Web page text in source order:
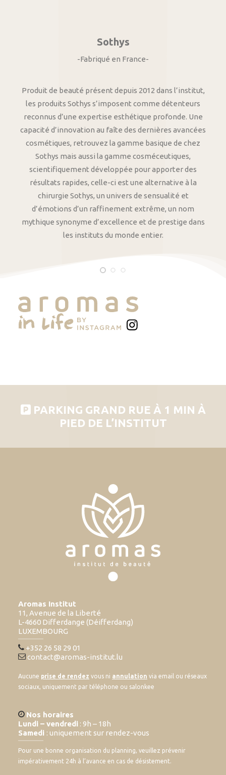
Sothys
-Fabriqué en France-
Produit de beauté présent depuis 2012 dans l’institut,
les produits Sothys s’imposent comme détenteurs
reconnus d’une expertise esthétique profonde. Une
capacité d’innovation au faîte des dernières avancées
cosmétiques, retrouvez la gamme basique de chez
Sothys mais aussi la gamme cosméceutiques,
scientifiquement développée pour apporter des
résultats rapides, celle-ci est une alternative à la
chirurgie Sothys, un univers de sensualité et
d’émotions d’un raffinement extrême, un nom
mythique synonyme d’excellence et de prestige dans
les instituts du monde entier.
PARKING GRAND RUE À 1 MIN À
PIED DE L’INSTITUT
Aromas Institut
11, Avenue de la Liberté
L-4660 Differdange (Déifferdang)
LUXEMBOURG
+352 26 58 29 01
contact@aromas-institut.lu
Aucune prise de rendez vous ni annulation via email ou réseaux
sociaux, uniquement par téléphone ou salonkee
Nos horaires
Lundi – vendredi : 9h – 18h
Samedi : uniquement sur rendez-vous
Pour une bonne organisation du planning, veuillez prévenir
impérativement 24h à l’avance en cas de désistement.